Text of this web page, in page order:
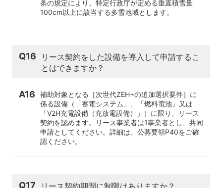
条の規定により、特定行政庁が定める垂直積雪量
100cm以上に該当する多雪地域とします。
Q16
リース契約をした設備を導入して申請するこ
とはできますか？
A16
補助対象となる［次世代ZEH+の追加選択要件］に
係る設備（「蓄電システム」、「燃料電池」又は
「V2H充電設備（充放電設備）」）に限り、リース
契約を認めます。リース事業者は1事業者とし、共同
申請としてください。詳細は、公募要領P40をご確
認ください。
Q17 リース契約期間に制限はありますか？